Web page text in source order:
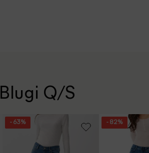
Blugi Q/S
- 63% - 82%